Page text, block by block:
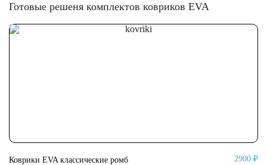
Готовые решеня комплектов ковриков EVA
Коврики EVA классические ромб
2900 ₽